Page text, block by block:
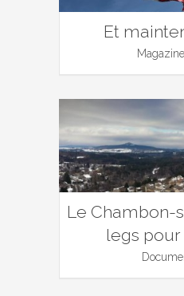
Et
Le Chambon-
legs